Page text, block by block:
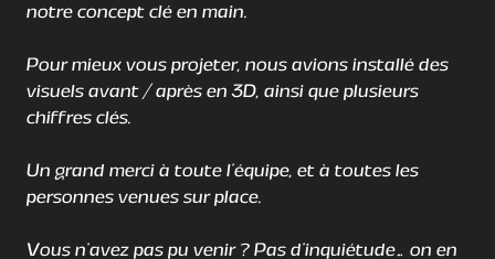
notre concept clé en main.
Pour mieux vous projeter, nous avions installé des
visuels avant / après en 3D, ainsi que plusieurs
chiffres clés.
Un grand merci à toute l’équipe, et à toutes les
personnes venues sur place.
Vous n’avez pas pu venir ? Pas d’inquiétude… on en